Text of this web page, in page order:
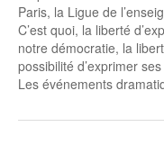
Malle
d’hier et
Espace
Story play’r
La ligue
Education
Les
Education
Formation
Actualité
…
Pour
Actualités
Paris, la Ligue de
C’est quoi, la liberté
notre démocratie, la
possibilité d’exprimer
Les événements